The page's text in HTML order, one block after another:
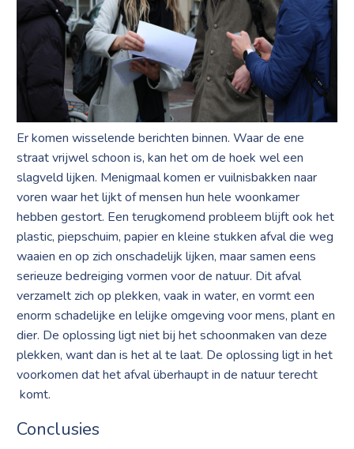
Er komen wisselende berichten binnen. Waar de ene
straat vrijwel schoon is, kan het om de hoek wel een
slagveld lijken. Menigmaal komen er vuilnisbakken naar
voren waar het lijkt of mensen hun hele woonkamer
hebben gestort. Een terugkomend probleem blijft ook het
plastic, piepschuim, papier en kleine stukken afval die weg
waaien en op zich onschadelijk lijken, maar samen eens
serieuze bedreiging vormen voor de natuur. Dit afval
verzamelt zich op plekken, vaak in water, en vormt een
enorm schadelijke en lelijke omgeving voor mens, plant en
dier. De oplossing ligt niet bij het schoonmaken van deze
plekken, want dan is het al te laat. De oplossing ligt in het
voorkomen dat het afval überhaupt in de natuur terecht
komt.
Conclusies